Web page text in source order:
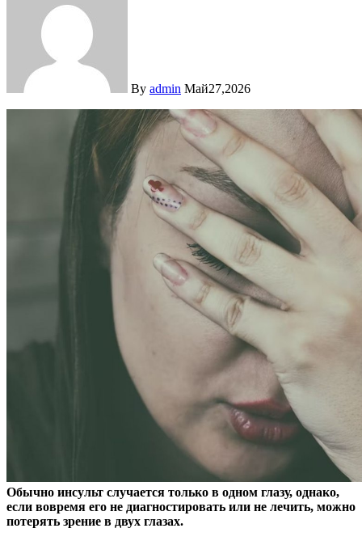
By admin Май27,2026
Обычно инсульт случается только в одном глазу, однако,
если вовремя его не диагностировать или не лечить, можно
потерять зрение в двух глазах.